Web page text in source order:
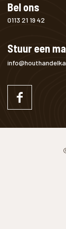
Bel ons
0113 21 19 42
Stuur een